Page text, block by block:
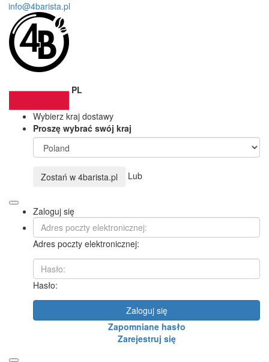
info@4barista.pl
PL
Wybierz kraj dostawy
Proszę wybrać swój kraj
Zostań w 4barista.pl Lub
Zaloguj się
Adres poczty elektronicznej:
Hasło:
Zaloguj się
Zapomniane hasło
Zarejestruj się